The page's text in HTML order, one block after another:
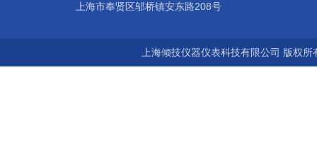
上海市奉贤区邬桥镇安东路208号
上海倾技仪器仪表科技有限公司 版权